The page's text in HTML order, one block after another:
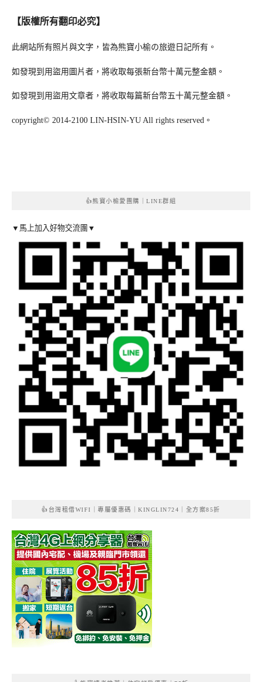
【版權所有翻印必究】
此網站所有照片與文字，皆為熊寶小榆の旅遊日記所有。
如發現到用盜用圖片者，將收取每張新台幣十萬元整金額。
如發現到用盜用文章者，將收取每篇新台幣五十萬元整金額。
copyright© 2014-2100 LIN-HSIN-YU All rights reserved。
👍熊寶小榆愛團購｜LINE群組
▼馬上加入好物交流團▼
👍台灣租借WIFI｜專屬優惠碼｜KINGLIN724｜全方案85折